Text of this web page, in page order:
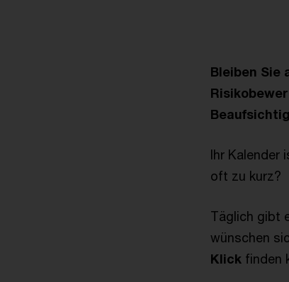
Bleiben Sie
Ihr Kalender
oft zu kurz?
Täglich gibt
wünschen
Klick finden